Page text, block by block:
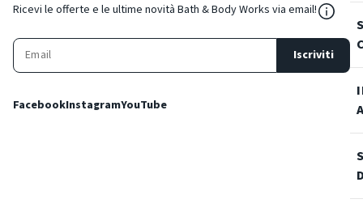
Ricevi le offerte e le ultime novità Bath & Body Works via email!
Iscriviti
FacebookInstagramYouTube